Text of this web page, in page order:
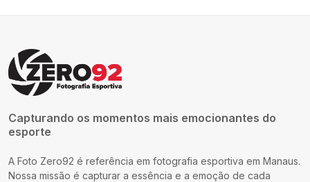
Capturando os momentos mais emocionantes do
esporte
A Foto Zero92 é referência em fotografia esportiva em Manaus.
Nossa missão é capturar a essência e a emoção de cada